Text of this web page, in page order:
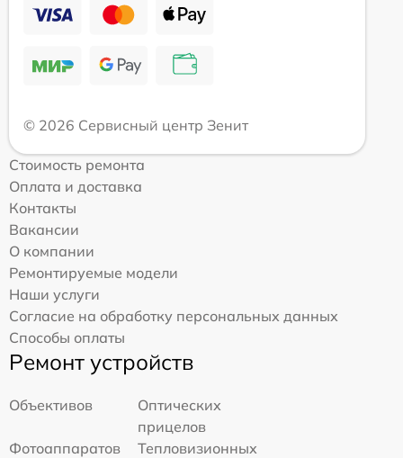
© 2026 Сервисный центр Зенит
Стоимость ремонта
Оплата и доставка
Контакты
Вакансии
О компании
Ремонтируемые модели
Наши услуги
Согласие на обработку персональных данных
Способы оплаты
Ремонт устройств
Объективов
Оптических
прицелов
Фотоаппаратов
Тепловизионных